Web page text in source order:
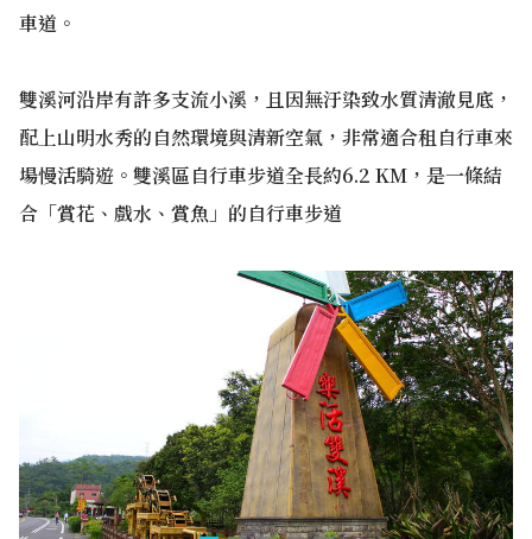
車道。
雙溪河沿岸有許多支流小溪，且因無汙染致水質清澈見底，
配上山明水秀的自然環境與清新空氣，非常適合租自行車來
場慢活騎遊。雙溪區自行車步道全長約6.2 KM，是一條結
合「賞花、戲水、賞魚」的自行車步道